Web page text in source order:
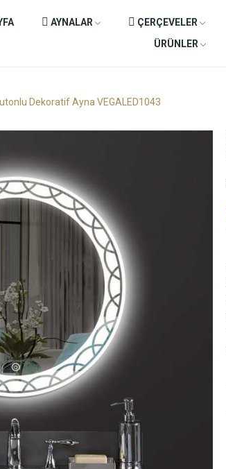
AYNALAR ÇERÇEVELER
ÜRÜNLER
Dekoratif Ayna VEGALED1043